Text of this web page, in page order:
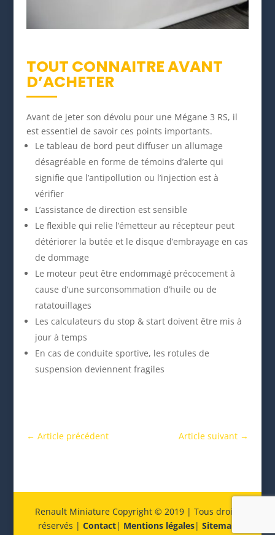
TOUT CONNAITRE AVANT
D’ACHETER
Avant de jeter son dévolu pour une Mégane 3 RS, il
est essentiel de savoir ces points importants.
Le tableau de bord peut diffuser un allumage
désagréable en forme de témoins d’alerte qui
signifie que l’antipollution ou l’injection est à
vérifier
L’assistance de direction est sensible
Le flexible qui relie l’émetteur au récepteur peut
détériorer la butée et le disque d’embrayage en cas
de dommage
Le moteur peut être endommagé précocement à
cause d’une surconsommation d’huile ou de
ratatouillages
Les calculateurs du stop & start doivent être mis à
jour à temps
En cas de conduite sportive, les rotules de
suspension deviennent fragiles
← Article précédent Article suivant →
Renault Miniature Copyright © 2019 | Tous droits
réservés | Contact| Mentions légales| Sitemap